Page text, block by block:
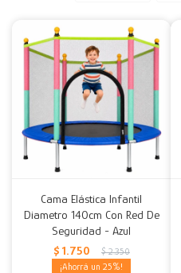
Cama Elástica Infantil
Diametro 140cm Con Red De
Seguridad - Azul
$ 1.750 $ 2.350
25
Mesas
Calefactores
Acolchados y Frazadas
Fundas
Decoración
Accesorios para el hogar
Accesorios
Muebles Infantiles